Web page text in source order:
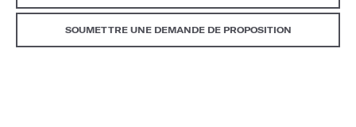
SOUMETTRE UNE DEMANDE DE PROPOSITION